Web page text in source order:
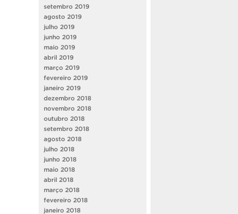
setembro 2019
agosto 2019
julho 2019
junho 2019
maio 2019
abril 2019
março 2019
fevereiro 2019
janeiro 2019
dezembro 2018
novembro 2018
outubro 2018
setembro 2018
agosto 2018
julho 2018
junho 2018
maio 2018
abril 2018
março 2018
fevereiro 2018
janeiro 2018